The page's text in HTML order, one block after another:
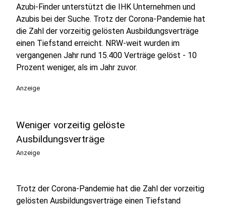
Azubi-Finder unterstützt die IHK Unternehmen und
Azubis bei der Suche. Trotz der Corona-Pandemie hat
die Zahl der vorzeitig gelösten Ausbildungsverträge
einen Tiefstand erreicht. NRW-weit wurden im
vergangenen Jahr rund 15.400 Verträge gelöst - 10
Prozent weniger, als im Jahr zuvor.
Anzeige
Weniger vorzeitig gelöste
Ausbildungsverträge
Anzeige
Trotz der Corona-Pandemie hat die Zahl der vorzeitig
gelösten Ausbildungsverträge einen Tiefstand